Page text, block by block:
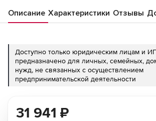
Описание Характеристики Отзывы
Доступно только юридическим лицам и
предназначено для личных, семейных,
нужд, не связанных с осуществлением
предпринимательской деятельности
31 941 ₽